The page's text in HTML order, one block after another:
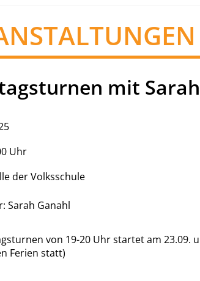
mit
Uhr
der Volksschule
Sarah Ganahl
von 19-20 Uhr startet am 23.09.
Ferien statt)